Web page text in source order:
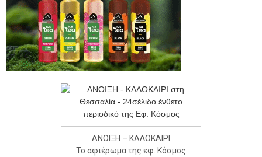
ΑΝΟΙΞΗ – ΚΑΛΟΚΑΙΡΙ
Το αφιέρωμα της εφ. Κόσμος